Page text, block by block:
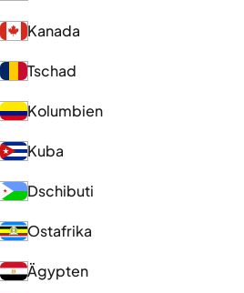
Kanada
Tschad
Kolumbien
Kuba
Dschibuti
Ostafrika
Ägypten